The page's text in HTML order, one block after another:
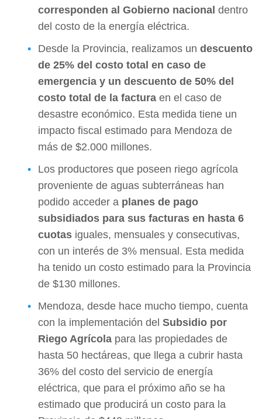
corresponden al Gobierno nacional dentro
del costo de la energía eléctrica.
Desde la Provincia, realizamos un descuento
de 25% del costo total en caso de
emergencia y un descuento de 50% del
costo total de la factura en el caso de
desastre económico. Esta medida tiene un
impacto fiscal estimado para Mendoza de
más de $2.000 millones.
Los productores que poseen riego agrícola
proveniente de aguas subterráneas han
podido acceder a planes de pago
subsidiados para sus facturas en hasta 6
cuotas iguales, mensuales y consecutivas,
con un interés de 3% mensual. Esta medida
ha tenido un costo estimado para la Provincia
de $130 millones.
Mendoza, desde hace mucho tiempo, cuenta
con la implementación del Subsidio por
Riego Agrícola para las propiedades de
hasta 50 hectáreas, que llega a cubrir hasta
36% del costo del servicio de energía
eléctrica, que para el próximo año se ha
estimado que producirá un costo para la